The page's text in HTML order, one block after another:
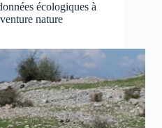
écologiques à
nature